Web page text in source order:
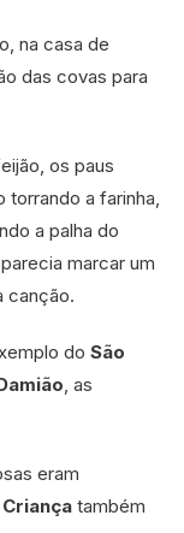
na casa de
das covas para
os paus
a farinha,
a palha do
marcar um
canção.
do São
, as
eram
também